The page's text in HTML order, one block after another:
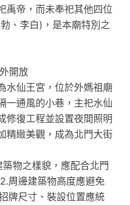
禹帝，而未奉祀其他四位
、李白)，是本廟特別之
開放
水仙王宮，位於外媽祖廟
一通風的小巷，主祀水仙
修復工程並設置夜間照明
精緻美觀，成為北門大街
物之樣貌，應配合北門
周邊建築物高度應避免
牌尺寸、裝設位置應統